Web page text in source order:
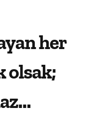
her
olsak;